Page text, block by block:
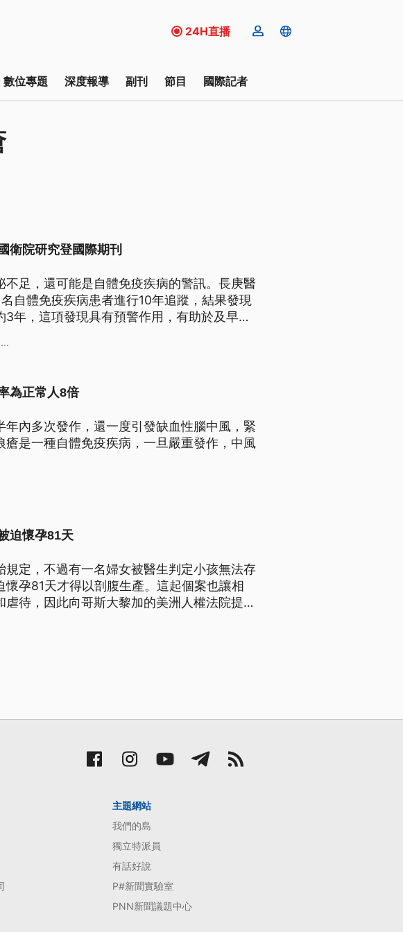
24H直播
數位專題 深度報導 副刊 節目 國際記者
衛院研究登國際期刊
足，還可能是自體免疫疾病的警訊。長庚醫
自體免疫疾病患者進行10年追蹤，結果發現
年，這項發現具有預警作用，有助於及早介
...
為正常人8倍
內多次發作，還一度引發缺血性腦中風，緊
是一種自體免疫疾病，一旦嚴重發作，中風
迫懷孕81天
定，不過有一名婦女被醫生判定小孩無法存
孕81天才得以剖腹生產。這起個案也讓相
待，因此向哥斯大黎加的美洲人權法院提
主題網站
我們的島
獨立特派員
有話好說
P#新聞實驗室
PNN新聞議題中心